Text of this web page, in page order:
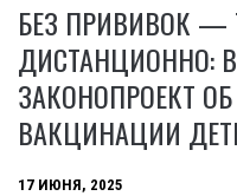
БЕЗ ПРИВИВОК —
ДИСТАНЦИОННО:
ЗАКОНОПРОЕКТ
ВАКЦИНАЦИИ
17 ИЮНЯ, 2025